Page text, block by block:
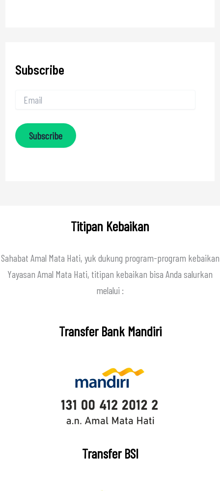
Subscribe
Subscribe
Titipan Kebaikan
Sahabat Amal Mata Hati, yuk dukung program-program kebaikan
Yayasan Amal Mata Hati, titipan kebaikan bisa Anda salurkan
melalui :
Transfer Bank Mandiri
Transfer BSI